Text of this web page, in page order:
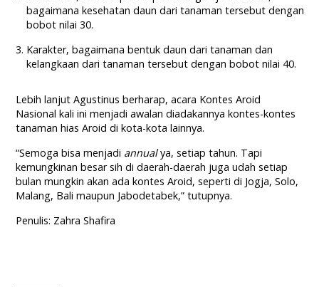
bagaimana kesehatan daun dari tanaman tersebut dengan
bobot nilai 30.
Karakter, bagaimana bentuk daun dari tanaman dan
kelangkaan dari tanaman tersebut dengan bobot nilai 40.
Lebih lanjut Agustinus berharap, acara Kontes Aroid
Nasional kali ini menjadi awalan diadakannya kontes-kontes
tanaman hias Aroid di kota-kota lainnya.
“Semoga bisa menjadi annualya, setiap tahun. Tapi
kemungkinan besar sih di daerah-daerah juga udah setiap
bulan mungkin akan ada kontes Aroid, seperti di Jogja, Solo,
Malang, Bali maupun Jabodetabek,” tutupnya.
Penulis: Zahra Shafira